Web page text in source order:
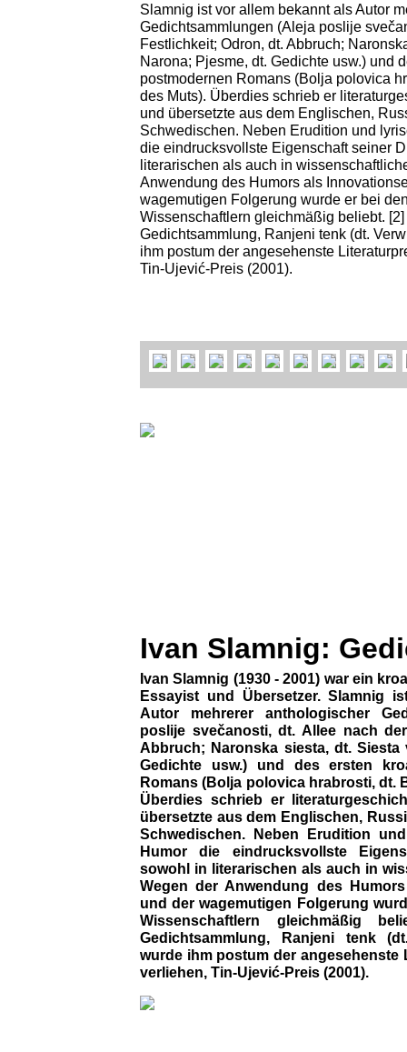
Slamnig ist vor allem bekannt als Autor
Gedichtsammlungen (Aleja poslije
Festlichkeit; Odron, dt. Abbruch;
Narona; Pjesme, dt. Gedichte usw.) und
postmodernen Romans (Bolja polovica
des Muts). Überdies schrieb er
und übersetzte aus dem Englischen,
Schwedischen. Neben Erudition und
die eindrucksvollste Eigenschaft seiner
literarischen als auch in
Anwendung des Humors als
wagemutigen Folgerung wurde er bei
Wissenschaftlern gleichmäßig beliebt.
Gedichtsammlung, Ranjeni tenk (dt.
ihm postum der angesehenste
Tin-Ujević-Preis (2001).
Ivan Slamnig:
Ivan Slamnig (1930 - 2001) war ein
Essayist und Übersetzer. Slamnig
Autor mehrerer anthologischer
poslije svečanosti, dt. Allee nach
Abbruch; Naronska siesta, dt. Siesta
Gedichte usw.) und des ersten
Romans (Bolja polovica hrabrosti, dt.
Überdies schrieb er
übersetzte aus dem Englischen,
Schwedischen. Neben Erudition
Humor die eindrucksvollste
sowohl in literarischen als auch in
Wegen der Anwendung des
und der wagemutigen Folgerung
Wissenschaftlern gleichmäßig
Gedichtsammlung, Ranjeni tenk
wurde ihm postum der angesehenste
verliehen, Tin-Ujević-Preis (2001).